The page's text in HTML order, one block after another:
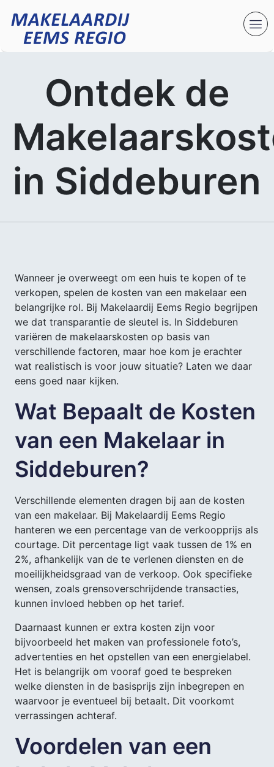
Ontdek de
in Siddeburen
Wanneer je overweegt om een huis te kopen of te
verkopen, spelen de kosten van een makelaar een
belangrijke rol. Bij Makelaardij Eems Regio begrijpen
we dat transparantie de sleutel is. In Siddeburen
variëren de makelaarskosten op basis van
verschillende factoren, maar hoe kom je erachter
wat realistisch is voor jouw situatie? Laten we daar
eens goed naar kijken.
Wat Bepaalt de Kosten
van een Makelaar in
Siddeburen?
Verschillende elementen dragen bij aan de kosten
van een makelaar. Bij Makelaardij Eems Regio
hanteren we een percentage van de verkoopprijs als
courtage. Dit percentage ligt vaak tussen de 1% en
2%, afhankelijk van de te verlenen diensten en de
moeilijkheidsgraad van de verkoop. Ook specifieke
wensen, zoals grensoverschrijdende transacties,
kunnen invloed hebben op het tarief.
Daarnaast kunnen er extra kosten zijn voor
bijvoorbeeld het maken van professionele foto’s,
advertenties en het opstellen van een energielabel.
Het is belangrijk om vooraf goed te bespreken
welke diensten in de basisprijs zijn inbegrepen en
waarvoor je eventueel bij betaalt. Dit voorkomt
verrassingen achteraf.
Voordelen van een